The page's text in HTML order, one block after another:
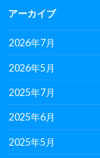
アーカイブ
2026年7月
2026年5月
2025年7月
2025年6月
2025年5月